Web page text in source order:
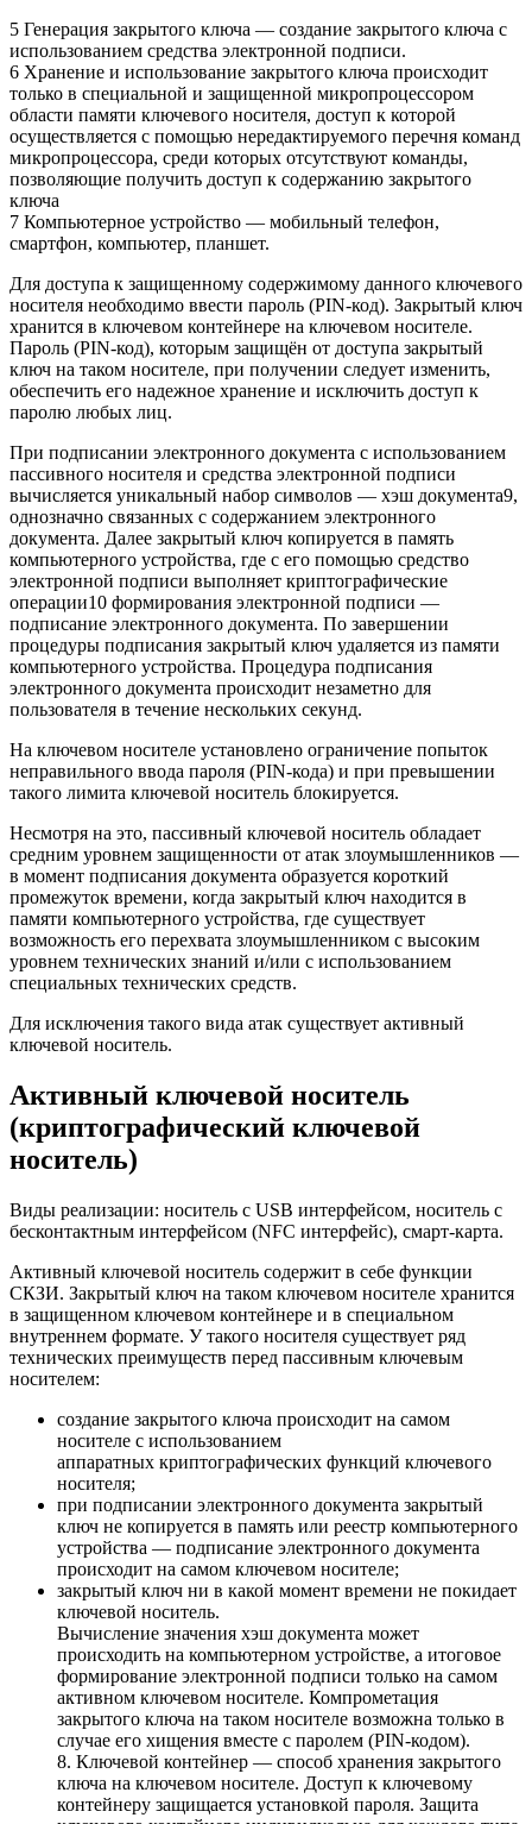
5 Генерация закрытого ключа — создание закрытого ключа с
использованием средства электронной подписи.
6 Хранение и использование закрытого ключа происходит
только в специальной и защищенной микропроцессором
области памяти ключевого носителя, доступ к которой
осуществляется с помощью нередактируемого перечня команд
микропроцессора, среди которых отсутствуют команды,
позволяющие получить доступ к содержанию закрытого
ключа
7 Компьютерное устройство — мобильный телефон,
смартфон, компьютер, планшет.
Для доступа к защищенному содержимому данного ключевого
носителя необходимо ввести пароль (PIN-код). Закрытый ключ
хранится в ключевом контейнере на ключевом носителе.
Пароль (PIN-код), которым защищён от доступа закрытый
ключ на таком носителе, при получении следует изменить,
обеспечить его надежное хранение и исключить доступ к
паролю любых лиц.
При подписании электронного документа с использованием
пассивного носителя и средства электронной подписи
вычисляется уникальный набор символов — хэш документа9,
однозначно связанных с содержанием электронного
документа. Далее закрытый ключ копируется в память
компьютерного устройства, где с его помощью средство
электронной подписи выполняет криптографические
операции10 формирования электронной подписи —
подписание электронного документа. По завершении
процедуры подписания закрытый ключ удаляется из памяти
компьютерного устройства. Процедура подписания
электронного документа происходит незаметно для
пользователя в течение нескольких секунд.
На ключевом носителе установлено ограничение попыток
неправильного ввода пароля (PIN-кода) и при превышении
такого лимита ключевой носитель блокируется.
Несмотря на это, пассивный ключевой носитель обладает
средним уровнем защищенности от атак злоумышленников —
в момент подписания документа образуется короткий
промежуток времени, когда закрытый ключ находится в
памяти компьютерного устройства, где существует
возможность его перехвата злоумышленником с высоким
уровнем технических знаний и/или с использованием
специальных технических средств.
Для исключения такого вида атак существует активный
ключевой носитель.
Активный ключевой носитель
(криптографический ключевой
носитель)
Виды реализации: носитель с USB интерфейсом, носитель с
бесконтактным интерфейсом (NFC интерфейс), смарт-карта.
Активный ключевой носитель содержит в себе функции
СКЗИ. Закрытый ключ на таком ключевом носителе хранится
в защищенном ключевом контейнере и в специальном
внутреннем формате. У такого носителя существует ряд
технических преимуществ перед пассивным ключевым
носителем:
создание закрытого ключа происходит на самом
носителе с использованием
аппаратных криптографических функций ключевого
носителя;
при подписании электронного документа закрытый
ключ не копируется в память или реестр компьютерного
устройства — подписание электронного документа
происходит на самом ключевом носителе;
закрытый ключ ни в какой момент времени не покидает
ключевой носитель.
Вычисление значения хэш документа может
происходить на компьютерном устройстве, а итоговое
формирование электронной подписи только на самом
активном ключевом носителе. Компрометация
закрытого ключа на таком носителе возможна только в
случае его хищения вместе с паролем (PIN-кодом).
8. Ключевой контейнер — способ хранения закрытого
ключа на ключевом носителе. Доступ к ключевому
контейнеру защищается установкой пароля. Защита